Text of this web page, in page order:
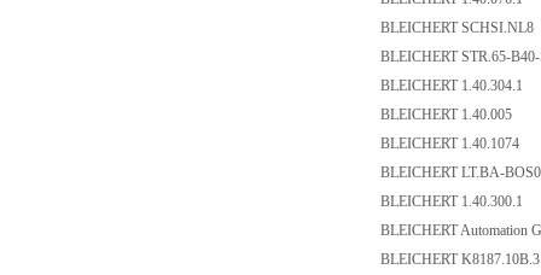
BLEICHERT SCHSI.NL8
BLEICHERT STR.65-
BLEICHERT 1.40.304.1
BLEICHERT 1.40.005
BLEICHERT 1.40.1074
BLEICHERT LT.BA-
BLEICHERT 1.40.300.1
BLEICHERT Automation
BLEICHERT